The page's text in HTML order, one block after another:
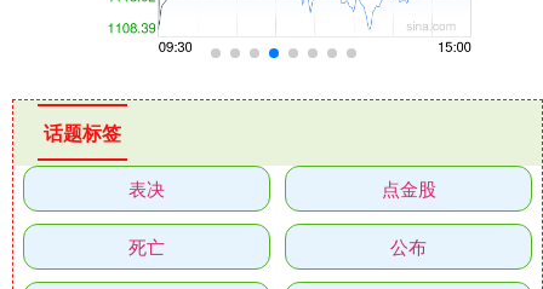
话题标签
表决 点金股
死亡 公布